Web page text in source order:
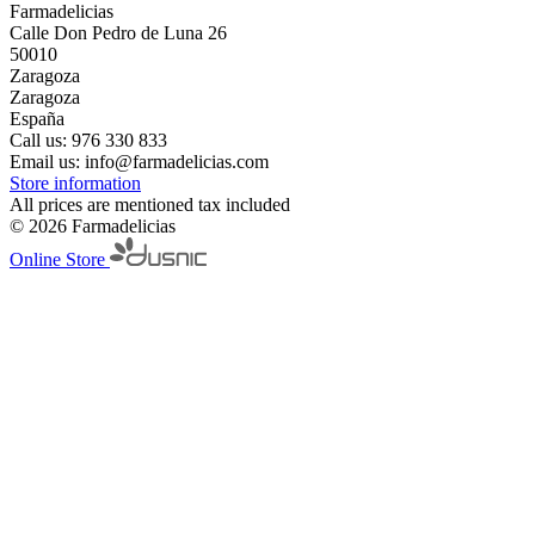
Farmadelicias
Calle Don Pedro de Luna 26
50010
Zaragoza
Zaragoza
España
Call us: 976 330 833
Email us: info@farmadelicias.com
Store information
All prices are mentioned tax included
© 2026 Farmadelicias
Online Store